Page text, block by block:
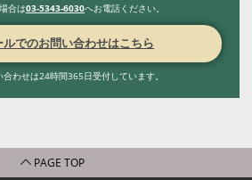
合は03-5343-6030へお電話ください。
ルでのお問い合わせはこちら
わせは24時間365日受付しています。
PAGE TOP